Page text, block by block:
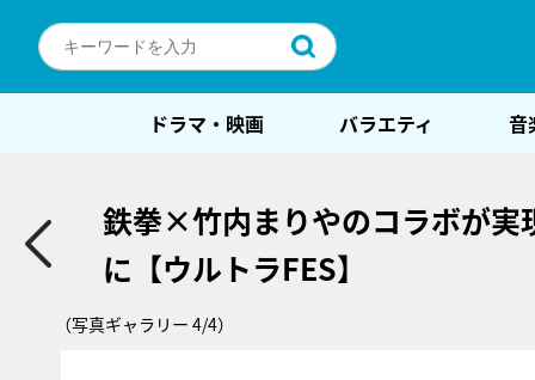
ドラマ・映画 バラエティ 音
鉄拳×竹内まりやのコラボが実
に【ウルトラFES】
（写真ギャラリー 4/4）